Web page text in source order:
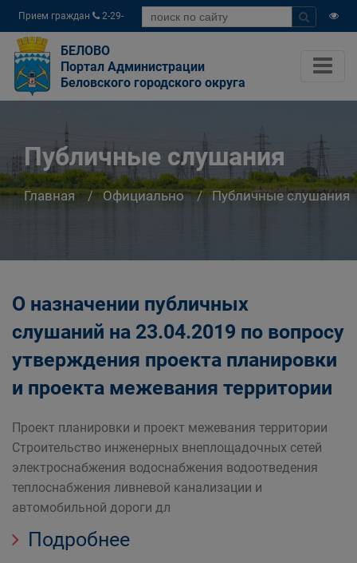
Прием граждан
2-29-
04
БЕЛОВО
Портал Администрации
Беловского городского округа
Публичные слушания
Главная Официально Публичные слушания
О назначении публичных
слушаний на 23.04.2019 по вопросу
утверждения проекта планировки
и проекта межевания территории
Проект планировки и проект межевания территории
Строительство инженерных внеплощадочных сетей
электроснабжения водоснабжения водоотведения
теплоснабжения ливневой канализации и
автомобильной дороги дл
Подробнее